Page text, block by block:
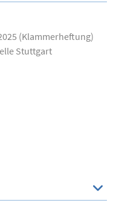
(Klammerheftung)
Stuttgart